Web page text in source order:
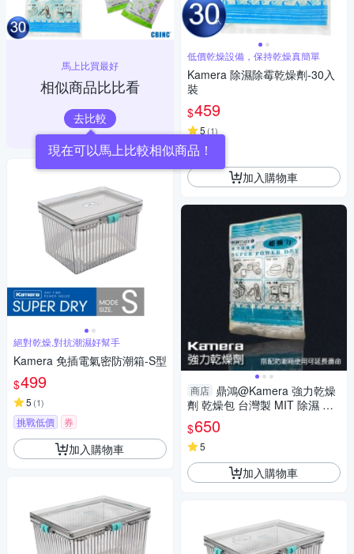
馬上比買最好
相似商品比比看
去比較
現在可以馬上比較相似商品！
絕對乾燥,對抗潮濕好幫手
Kamera 免插電氣密防潮箱-S型
$499
5 (1)
挑戰低價 券
加入購物車
低價乾燥設備，保持乾燥真簡單
Kamera 除濕除霉乾燥劑-30入
裝
$459
5(1)
券
加入購物車
商店 鼎鴻@Kamera 強力乾燥
劑 乾燥包 台灣製 MIT 除濕 防
霉 乾燥 可用於 相機 攝影器材
零件(一箱30入售)
$650
5
加入購物車